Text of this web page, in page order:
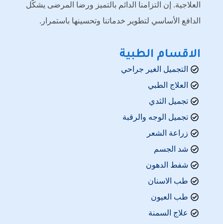
العلاجية. إن التزامنا الدائم بالتميز ورضا المرضى يشكّل
الدافع الأساسي لتطوير خدماتنا وتحسينها باستمرار.
الاقسام الطبية
التجميل الغير جراحي
العلاج الطبي
تجميل الثدي
تجميل الوجه والرقبة
زراعة الشعر
شد الجسم
شفط الدهون
طب الاسنان
طب العيون
علاج السمنة